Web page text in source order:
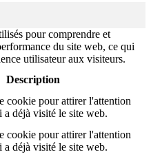
pour comprendre et
du site web, ce qui
utilisateur aux visiteurs.
Description
cookie pour attirer l'attention
déjà visité le site web.
cookie pour attirer l'attention
déjà visité le site web.